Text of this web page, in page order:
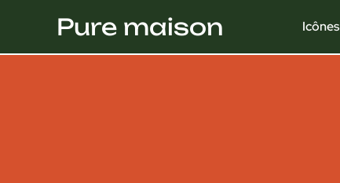
Pure maison Icônes